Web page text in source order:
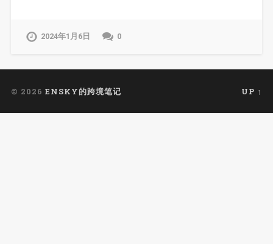
2024年1月6日 0
© 2026 ENSKY的跨境笔记 UP ↑